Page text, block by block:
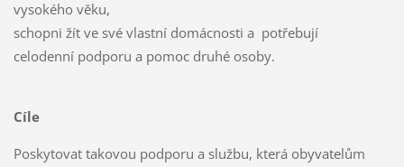
vysokého věku,
schopni žít ve své vlastní domácnosti a potřebují
celodenní podporu a pomoc druhé osoby.
Cíle
Poskytovat takovou podporu a službu, která obyvatelům